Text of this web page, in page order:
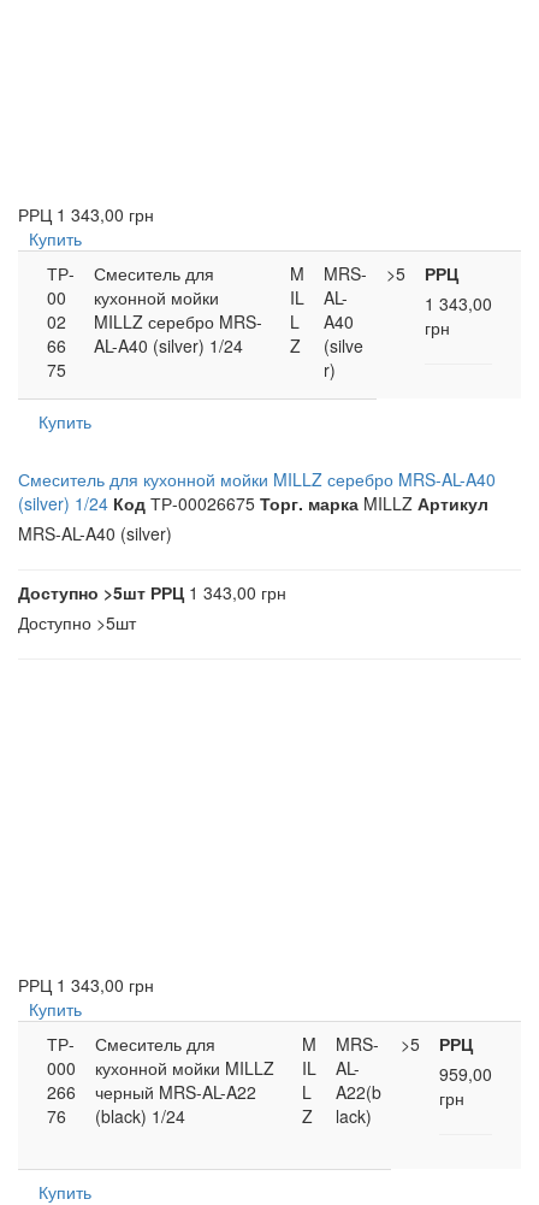
РРЦ 1 343,00 грн
Купить
ТР-
00
02
66
75
Смеситель для
кухонной мойки
MILLZ серебро MRS-
AL-A40 (silver) 1/24
M
IL
L
Z
MRS-
AL-
A40
(silve
r)
>5
РРЦ
1 343,00
грн
Купить
Смеситель для кухонной мойки MILLZ серебро MRS-AL-A40
(silver) 1/24 Код ТР-00026675 Торг. марка MILLZ Артикул
MRS-AL-A40 (silver)
Доступно >5шт РРЦ1 343,00 грн
Доступно >5шт
РРЦ 1 343,00 грн
Купить
ТР-
000
266
76
Смеситель для
кухонной мойки MILLZ
черный MRS-AL-A22
(black) 1/24
M
IL
L
Z
MRS-
AL-
A22(b
lack)
>5
РРЦ
959,00
грн
Купить